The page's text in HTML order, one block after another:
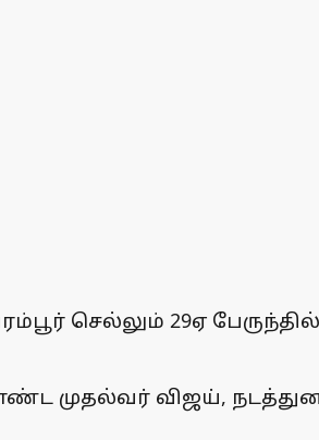
29ஏ பேருந்தில்
முதல்வர் விஜய்,